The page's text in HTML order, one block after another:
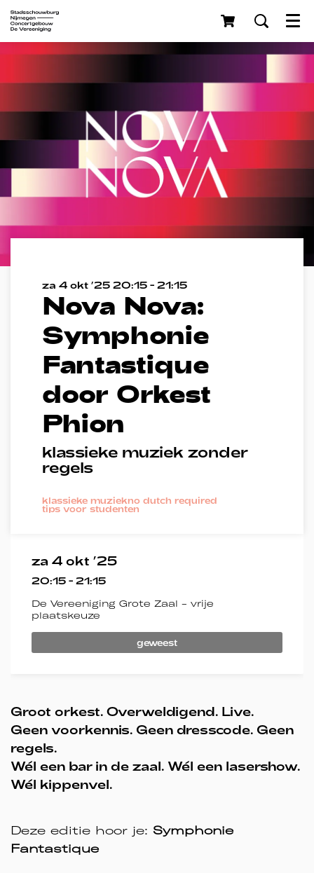
Menu
Nova Nova:
Symphonie
Fantastique
door Orkest
Phion
klassieke muziek zonder
regels
za 4 okt ’25 20:15 - 21:15
klassieke muziekno dutch required
tips voor studenten
za 4 okt ’25
20:15 - 21:15
De Vereeniging Grote Zaal - vrije
plaatskeuze
geweest
Groot orkest. Overweldigend. Live.
Geen voorkennis. Geen dresscode. Geen
regels.
Wél een bar in de zaal. Wél een lasershow.
Wél kippenvel.
Deze editie hoor je: Symphonie
Fantastique